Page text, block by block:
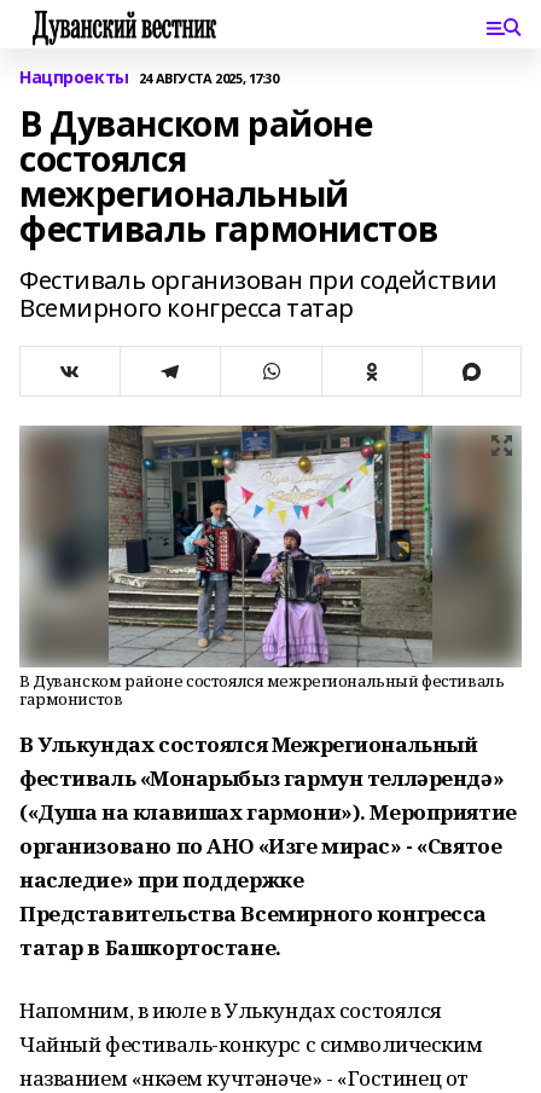
Нацпроекты 24 АВГУСТА 2025, 17:30
В Дуванском районе
состоялся
межрегиональный
фестиваль гармонистов
Фестиваль организован при содействии
Всемирного конгресса татар
В Дуванском районе состоялся межрегиональный фестиваль
гармонистов
В Улькундах состоялся Межрегиональный
фестиваль «Моңнарыбыз гармун телләрендә»
(«Душа на клавишах гармони»). Мероприятие
организовано по АНО «Изге мирас» - «Святое
наследие» при поддержке
Представительства Всемирного конгресса
татар в Башкортостане.
Напомним, в июле в Улькундах состоялся
Чайный фестиваль-конкурс с символическим
названием «Әнкәем кучтәнәче» - «Гостинец от